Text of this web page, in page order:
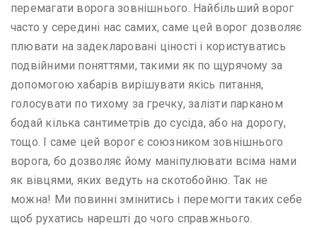
перемагати ворога зовнішнього. Найбільший ворог
часто у середині нас самих, саме цей ворог дозволяє
плювати на задекларовані ціності і користуватись
подвійними поняттями, такими як по щурячому за
допомогою хабарів вирішувати якісь питання,
голосувати по тихому за гречку, залізти парканом
бодай кілька сантиметрів до сусіда, або на дорогу,
тощо. І саме цей ворог є союзником зовнішнього
ворога, бо дозволяє йому маніпулювати всіма нами
як вівцями, яких ведуть на скотобойню. Так не
можна! Ми повинні змінитись і перемогти таких себе
щоб рухатись нарешті до чого справжнього.